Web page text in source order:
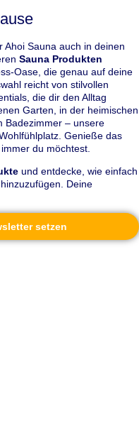
Ahoi Sauna auch in deinen
Sauna Produkten
Oase, die genau auf deine
reicht von stilvollen
die dir den Alltag
Garten, in der heimischen
Badezimmer – unsere
Genieße das
du möchtest.
und entdecke, wie einfach
Deine
setzen